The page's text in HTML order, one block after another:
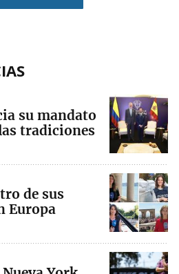
su mandato
tradiciones
de sus
Europa